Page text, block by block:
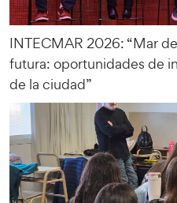
INTECMAR 2026: “Mar
futura: oportunidades de
de la ciudad”